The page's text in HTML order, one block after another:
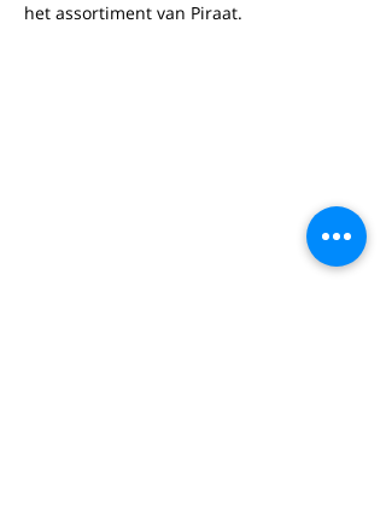
het assortiment van Piraat.